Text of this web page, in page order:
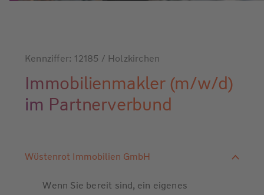
Kennziffer: 12185 / Holzkirchen
Immobilienmakler (m/w/d)
im Partnerverbund
Wüstenrot Immobilien GmbH
Wenn Sie bereit sind, ein eigenes